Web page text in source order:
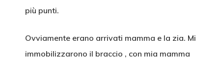
più punti.
Ovviamente erano arrivati mamma e la zia. Mi
immobilizzarono il braccio , con mia mamma